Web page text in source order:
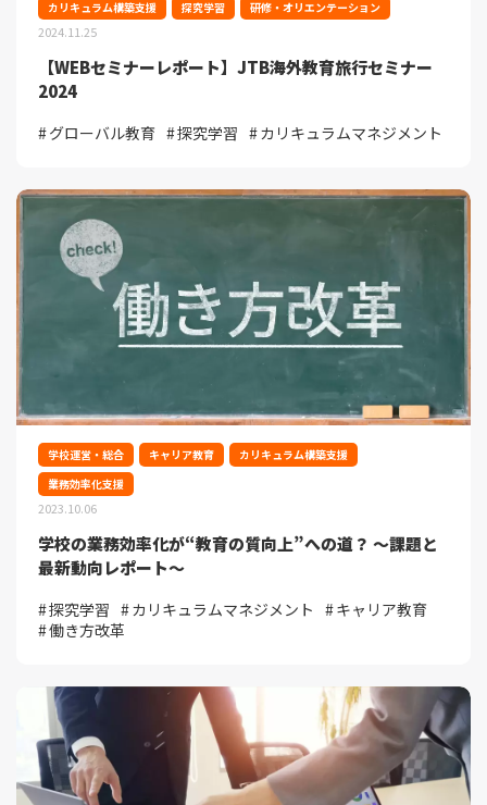
カリキュラム構築支援
探究学習 研修・オリエンテーション
2024.11.25
【WEBセミナーレポート】JTB海外教育旅行セミナー
2024
グローバル教育 探究学習 カリキュラムマネジメント
学校運営・総合 キャリア教育
カリキュラム構築支援
業務効率化支援
2023.10.06
学校の業務効率化が“教育の質向上”への道？ ～課題と
最新動向レポート～
探究学習 カリキュラムマネジメント
キャリア教育
働き方改革